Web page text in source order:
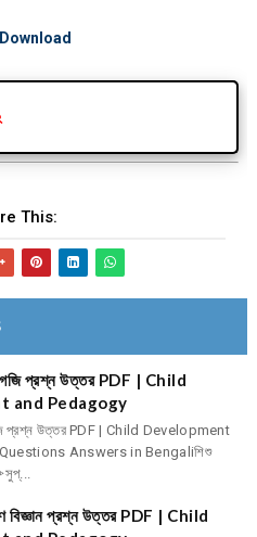
This:
প্রশ্ন উত্তর PDF | Child
and Pedagogy
প্রশ্ন উত্তর PDF | Child Development
Answers in Bengaliশিশু
বিজ্ঞান প্রশ্ন উত্তর PDF | Child